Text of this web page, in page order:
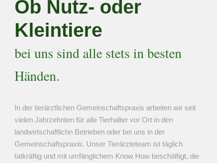
Ob Nutz- oder
Kleintiere
bei uns sind alle stets in besten
Händen.
In der tierärztlichen Gemeinschaftspraxis arbeiten wir seit
vielen Jahrzehnten für alle Tierhalter vor Ort in den
landwirtschaftlichn Betrieben oder bei uns in der
Gemeinschaftspraxis. Unser Tierärzteteam ist täglich
tatkräftig und mit umfänglichem Know How beschäftigt, die